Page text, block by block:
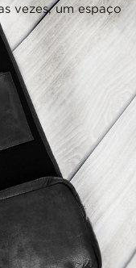
vezes, um espaço